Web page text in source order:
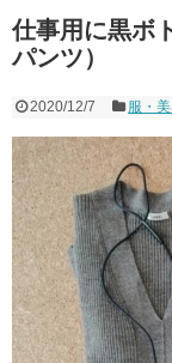
仕事用に黒ボ
パンツ）
2020/12/7 服・